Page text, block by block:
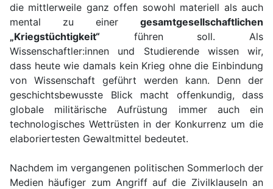
die mittlerweile ganz offen sowohl materiell als auch
mental zu einer gesamtgesellschaftlichen
„Kriegstüchtigkeit“ führen soll. Als
Wissenschaftler:innen und Studierende wissen wir,
dass heute wie damals kein Krieg ohne die Einbindung
von Wissenschaft geführt werden kann. Denn der
geschichtsbewusste Blick macht offenkundig, dass
globale militärische Aufrüstung immer auch ein
technologisches Wettrüsten in der Konkurrenz um die
elaboriertesten Gewaltmittel bedeutet.
Nachdem im vergangenen politischen Sommerloch der
Medien häufiger zum Angriff auf die Zivilklauseln an